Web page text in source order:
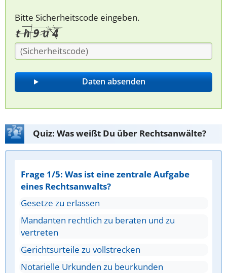
Bitte Sicherheitscode eingeben.
Quiz: Was weißt Du über Rechtsanwälte?
Frage 1/5: Was ist eine zentrale Aufgabe
eines Rechtsanwalts?
Gesetze zu erlassen
Mandanten rechtlich zu beraten und zu
vertreten
Gerichtsurteile zu vollstrecken
Notarielle Urkunden zu beurkunden